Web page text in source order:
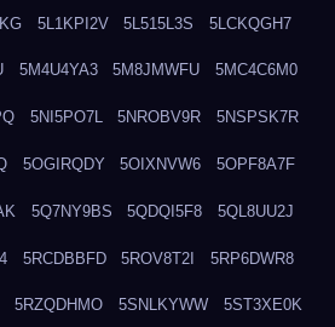
5L1KPI2V 5L515L3S 5LCKQGH7
5M4U4YA3 5M8JMWFU 5MC4C6M0
5NI5PO7L 5NROBV9R 5NSPSK7R
5OGIRQDY 5OIXNVW6 5OPF8A7F
5Q7NY9BS 5QDQI5F8 5QL8UU2J
5RCDBBFD 5ROV8T2I 5RP6DWR8
5RZQDHMO 5SNLKYWW 5ST3XE0K